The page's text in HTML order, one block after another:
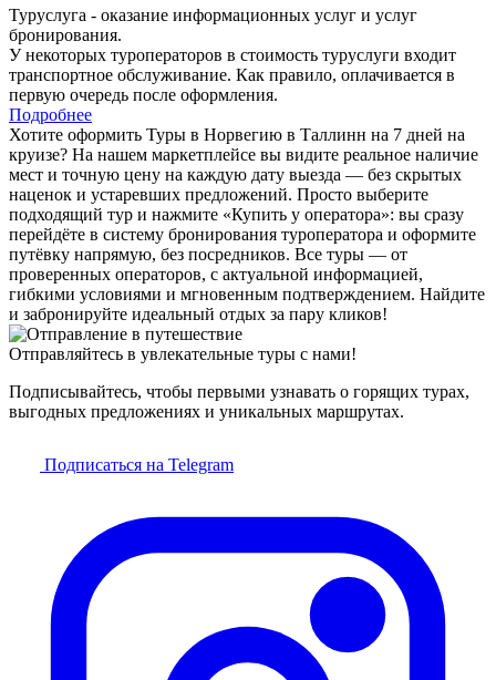
Туруслуга - оказание информационных услуг и услуг
бронирования.
У некоторых туроператоров в стоимость туруслуги входит
транспортное обслуживание. Как правило, оплачивается в
первую очередь после оформления.
Подробнее
Хотите оформить Туры в Норвегию в Таллинн на 7 дней на
круизе? На нашем маркетплейсе вы видите реальное наличие
мест и точную цену на каждую дату выезда — без скрытых
наценок и устаревших предложений. Просто выберите
подходящий тур и нажмите «Купить у оператора»: вы сразу
перейдёте в систему бронирования туроператора и оформите
путёвку напрямую, без посредников. Все туры — от
проверенных операторов, с актуальной информацией,
гибкими условиями и мгновенным подтверждением. Найдите
и забронируйте идеальный отдых за пару кликов!
Отправляйтесь в увлекательные туры с нами!
Подписывайтесь, чтобы первыми узнавать о горящих турах,
выгодных предложениях и уникальных маршрутах.
Подписаться на Telegram